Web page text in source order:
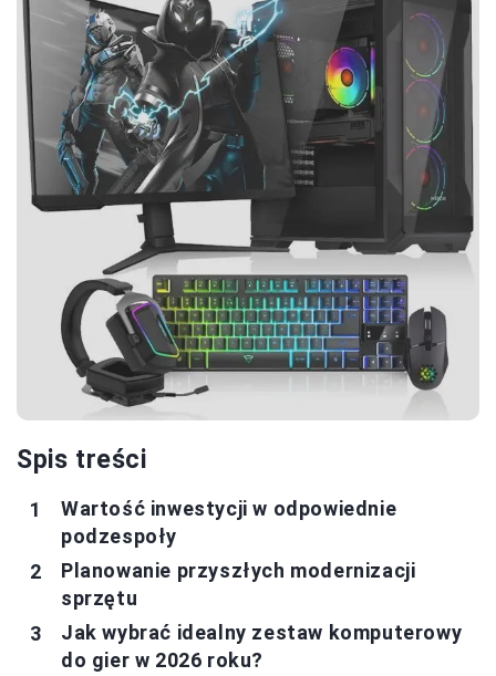
Spis treści
Wartość inwestycji w odpowiednie
podzespoły
Planowanie przyszłych modernizacji
sprzętu
Jak wybrać idealny zestaw komputerowy
do gier w 2026 roku?